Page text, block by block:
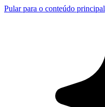
Pular para o conteúdo principal